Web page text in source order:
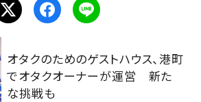
オタクのためのゲストハウス、港町
でオタクオーナーが運営 新た
な挑戦も